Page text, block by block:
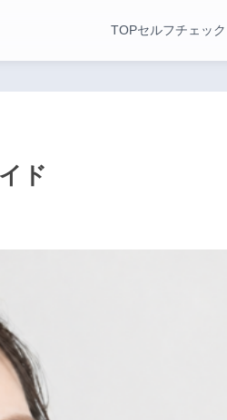
TOPセルフチェック
ド